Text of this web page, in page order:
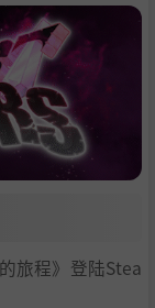
旅程》登陆Stea